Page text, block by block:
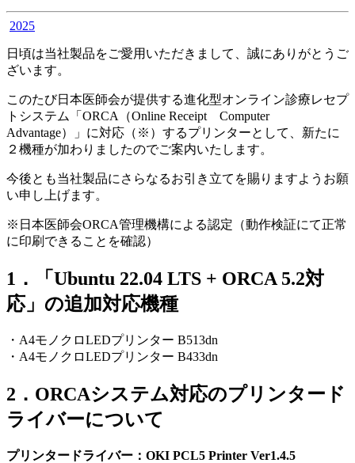
2025
日頃は当社製品をご愛用いただきまして、誠にありがとうご
ざいます。
このたび日本医師会が提供する進化型オンライン診療レセプ
トシステム「 ORCA （Online Receipt
Computer
Advantage）」に対応（※）するプリンターとして、新たに
２機種が加わりましたのでご案内いたします。
今後とも当社製品にさらなるお引き立てを賜りますようお願
い申し上げます。
※日本医師会ORCA管理機構による認定（動作検証にて正常
に印刷できることを確認）
1．「Ubuntu 22.04 LTS + ORCA 5.2対
応」の追加対応機種
・A4モノクロLEDプリンター B513dn
・A4モノクロLEDプリンター B433dn
2．ORCAシステム対応のプリンタード
ライバーについて
プリンタードライバー：OKI PCL5 Printer Ver1.4.5